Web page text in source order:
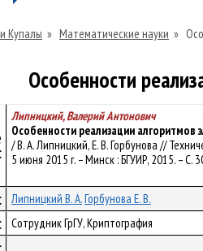
Купалы » Математические науки »
Особенности
Липницкий, Валерий Антонович
Особенности реализации алгоритмов
/ В. А. Липницкий, Е. В. Горбунова //
5 июня 2015 г. – Минск : БГУИР, 2015. – С.
Липницкий В. А.Горбунова Е. В.
Сотрудник ГрГУ, Криптография